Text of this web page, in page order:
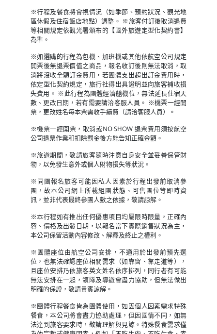
※行程及餐食將會視情況（如季節、預約狀況、觀光地
區休假及住宿飯店地點）調整。 ※旅客付訂後取消退費
等相關規定依觀光署頒布的【國外旅遊定型化契約書】
為準。
※如選購的行程為包機、加班機或其他依航空公司規定
開票後無退票價值之商品，報名收訂後則無法取消，取
消將沒收全額訂金費用，若團體支出超出訂金費用時，
依定型化契約規定，旅行社得出具證明並向旅客補收損
失費用。 ※此行程為團體經濟艙機位，無法延長住宿天
數、更改日期，若有需要請洽客服人員。 ※機票一經開
票，更改姓名每本票需收手續費（請洽客服人員）。
※機票一經開票，取消或NO SHOW 退票費用須按航空
公司退票作業和扣除罰金後方能告知正確金額。
※旅遊期間，敬請旅客隨時注意自身安全並妥善保管財
物，以免發生意外或個人財物損失等狀況。
※同團報名旅客可能因私人因素於行程出發前取消參
團，故本公司網上所載組團狀態、可售團位等即時資
訊，並非代表最終參團人數之依據，敬請諒解。
※本行程如有推出任何優惠項目均屬限時限量，正確內
容、價格及出發日期，以報名當下實際銷售狀況為主，
本公司保留活動內容修改、解釋及終止之權利。
※團體座位由航空公司安排，不適用於出發前預先選
位，也無法確認座位相關需求（如靠窗、靠走道等），
且座位安排乃依旅客英文姓名依序排列，同行者有可能
無法安排在一起，領隊及導遊會盡力協助，但無法做出
明確的保證，敬請貴賓諒解。
※團體行程餐食皆為團體使用，如因個人因素需求特殊
餐食，本公司將會盡力協助處理，但因國情不同，如無
法達到旅客要求時，敬請理解與見諒。特殊餐食需求僅